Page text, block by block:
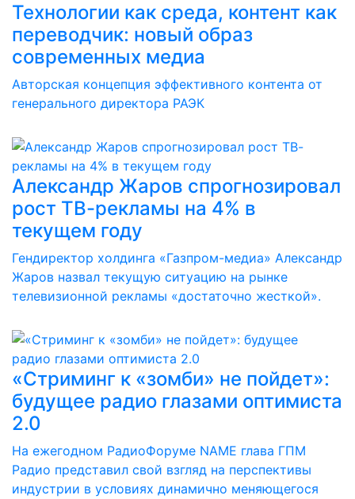
Технологии как среда, контент как
переводчик: новый образ
современных медиа
Авторская концепция эффективного контента от
генерального директора РАЭК
Александр Жаров спрогнозировал
рост ТВ-рекламы на 4% в
текущем году
Гендиректор холдинга «Газпром-медиа» Александр
Жаров назвал текущую ситуацию на рынке
телевизионной рекламы «достаточно жесткой».
«Стриминг к «зомби» не пойдет»:
будущее радио глазами оптимиста
2.0
На ежегодном РадиоФоруме NAME глава ГПМ
Радио представил свой взгляд на перспективы
индустрии в условиях динамично меняющегося